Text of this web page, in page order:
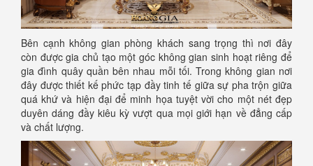
Bên cạnh không gian phòng khách sang trọng thì nơi đây
còn được gia chủ tạo một góc không gian sinh hoạt riêng để
gia đình quây quần bên nhau mỗi tối. Trong không gian nơi
đây được thiết kế phức tạp đầy tinh tế giữa sự pha trộn giữa
quá khứ và hiện đại để minh họa tuyệt vời cho một nét đẹp
duyên dáng đầy kiêu kỳ vượt qua mọi giới hạn về đẳng cấp
và chất lượng.